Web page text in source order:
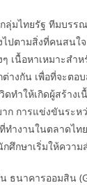
มไทยรัฐ ทีมบรร
ตามสิ่งที่คนสนใจ
เนื้อหาเหมาะสำ
างกัน เพื่อที่จะตอ
ทำให้เกิดผู้สร้าง
ก การแข่งขันระ
ำงานในตลาดไท
ศึกษาเริ่มให้ควา
นาคารออมสิน